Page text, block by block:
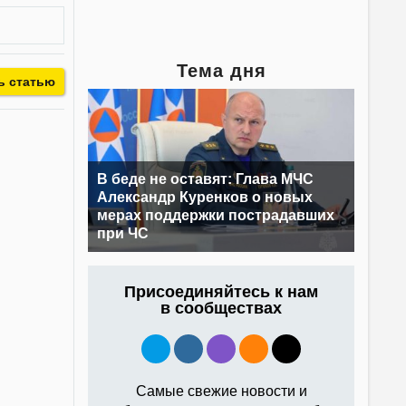
статью
Тема дня
В беде не оставят: Глава МЧС
Александр Куренков о новых
мерах поддержки пострадавших
при ЧС
Присоединяйтесь к нам
в сообществах
Самые свежие новости и